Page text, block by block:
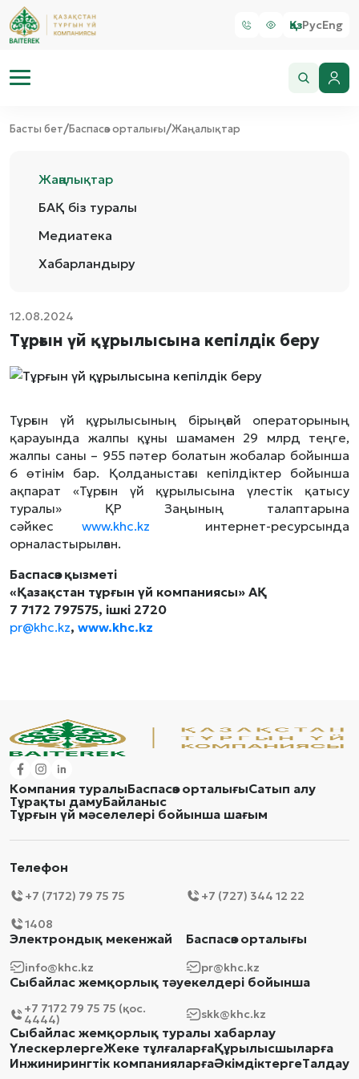
ҚазРусEng
Басты бет/Баспасөз орталығы/Жаңалықтар
Жаңалықтар
БАҚ біз туралы
Медиатека
Хабарландыру
12.08.2024
Тұрғын үй құрылысына кепілдік беру
Тұрғын үй құрылысының бірыңғай операторының
қарауында жалпы құны шамамен 29 млрд теңге,
жалпы саны – 955 пәтер болатын жобалар бойынша
6 өтінім бар. Қолданыстағы кепілдіктер бойынша
ақпарат «Тұрғын үй құрылысына үлестік қатысу
туралы» ҚР Заңының талаптарына
сәйкес www.khc.kz интернет-ресурсында
орналастырылған.
Баспасөз қызметі
«Қазақстан тұрғын үй компаниясы» АҚ
7 7172 797575, ішкі 2720
pr@khc.kz, www.khc.kz
Компания туралыБаспасөз орталығыСатып алу
Тұрақты дамуБайланыс
Тұрғын үй мәселелері бойынша шағым
Телефон
+7 (7172) 79 75 75
+7 (727) 344 12 22
1408
Электрондық мекенжай
info@khc.kz
Баспасөз орталығы
pr@khc.kz
Сыбайлас жемқорлық тәуекелдері бойынша
+7 7172 79 75 75 (қос.
4444) skk@khc.kz
Сыбайлас жемқорлық туралы хабарлау
ҮлескерлергеЖеке тұлғаларғаҚұрылысшыларға
Инжинирингтік компанияларғаӘкімдіктергеТалдау